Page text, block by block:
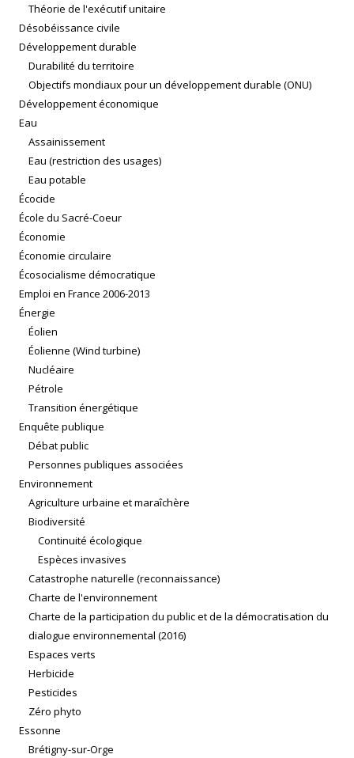
Théorie de l'exécutif unitaire
Désobéissance civile
Développement durable
Durabilité du territoire
Objectifs mondiaux pour un développement durable (ONU)
Développement économique
Eau
Assainissement
Eau (restriction des usages)
Eau potable
Écocide
École du Sacré-Coeur
Économie
Économie circulaire
Écosocialisme démocratique
Emploi en France 2006-2013
Énergie
Éolien
Éolienne (Wind turbine)
Nucléaire
Pétrole
Transition énergétique
Enquête publique
Débat public
Personnes publiques associées
Environnement
Agriculture urbaine et maraîchère
Biodiversité
Continuité écologique
Espèces invasives
Catastrophe naturelle (reconnaissance)
Charte de l'environnement
Charte de la participation du public et de la démocratisation du
dialogue environnemental (2016)
Espaces verts
Herbicide
Pesticides
Zéro phyto
Essonne
Brétigny-sur-Orge